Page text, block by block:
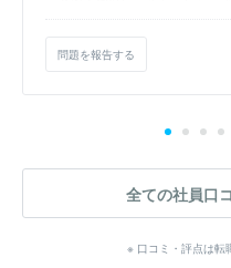
問題を報告する
全ての社員口
※ 口コミ・評点は転